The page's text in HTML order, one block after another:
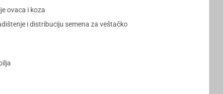
ovaca i koza
i distribuciju semena za veštačko